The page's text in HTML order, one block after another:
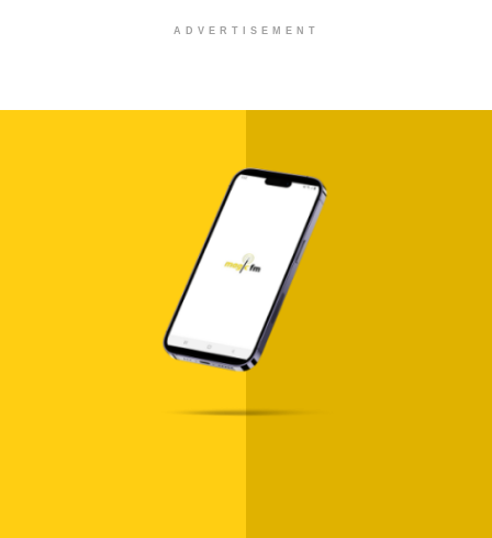
ADVERTISEMENT